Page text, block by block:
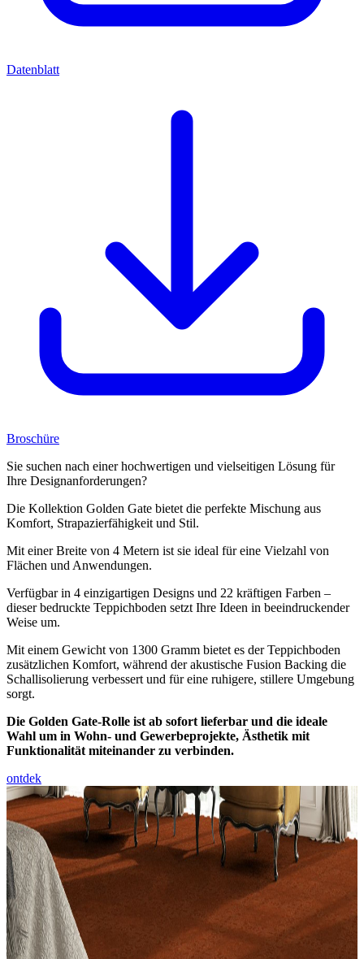
Datenblatt
Broschüre
Sie suchen nach einer hochwertigen und vielseitigen Lösung für
Ihre Designanforderungen?
Die Kollektion Golden Gate bietet die perfekte Mischung aus
Komfort, Strapazierfähigkeit und Stil.
Mit einer Breite von 4 Metern ist sie ideal für eine Vielzahl von
Flächen und Anwendungen.
Verfügbar in 4 einzigartigen Designs und 22 kräftigen Farben –
dieser bedruckte Teppichboden setzt Ihre Ideen in beeindruckender
Weise um.
Mit einem Gewicht von 1300 Gramm bietet es der Teppichboden
zusätzlichen Komfort, während der akustische Fusion Backing die
Schallisolierung verbessert und für eine ruhigere, stillere Umgebung
sorgt.
Die Golden Gate-Rolle ist ab sofort lieferbar und die ideale
Wahl um in Wohn- und Gewerbeprojekte, Ästhetik mit
Funktionalität miteinander zu verbinden.
ontdek